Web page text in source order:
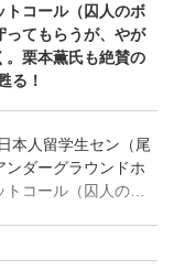
トコール（囚人のボ
ってもらうが、やが
。栗本薫氏も絶賛の
る！
本人留学生セン（尾
ダーグラウンドホ
コール（囚人のボ
てもらうが、やが
栗本薫氏も絶賛の
る！